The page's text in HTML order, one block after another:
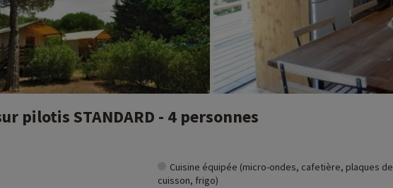
pilotis STANDARD - 4 personnes
Cuisine équipée (micro-ondes, cafetière, plaques de
cuisson, frigo)